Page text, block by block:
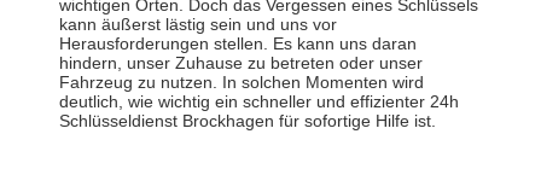
wichtigen Orten. Doch das Vergessen eines Schlüssels
kann äußerst lästig sein und uns vor
Herausforderungen stellen. Es kann uns daran
hindern, unser Zuhause zu betreten oder unser
Fahrzeug zu nutzen. In solchen Momenten wird
deutlich, wie wichtig ein schneller und effizienter 24h
Schlüsseldienst Brockhagen für sofortige Hilfe ist.